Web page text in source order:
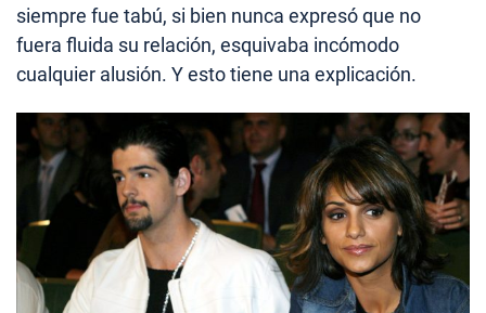
siempre fue tabú, si bien nunca expresó que no
fuera fluida su relación, esquivaba incómodo
cualquier alusión. Y esto tiene una explicación.